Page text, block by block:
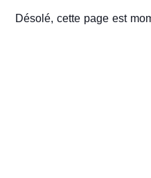
Désolé, cette page est